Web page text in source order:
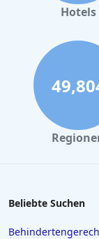
Hotels in Büsum
Hotels in
Hotels in
Hotels in Prag
Hotels in Bonn
Hotels auf Korfu
Hotels
Beliebte Suchen